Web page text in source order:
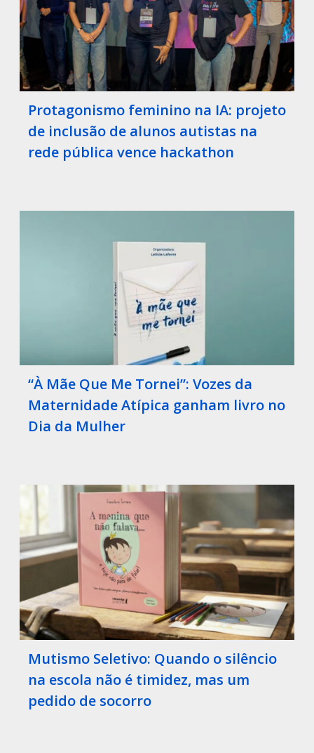
Protagonismo feminino na IA: projeto
de inclusão de alunos autistas na
rede pública vence hackathon
“À Mãe Que Me Tornei”: Vozes da
Maternidade Atípica ganham livro no
Dia da Mulher
Mutismo Seletivo: Quando o silêncio
na escola não é timidez, mas um
pedido de socorro